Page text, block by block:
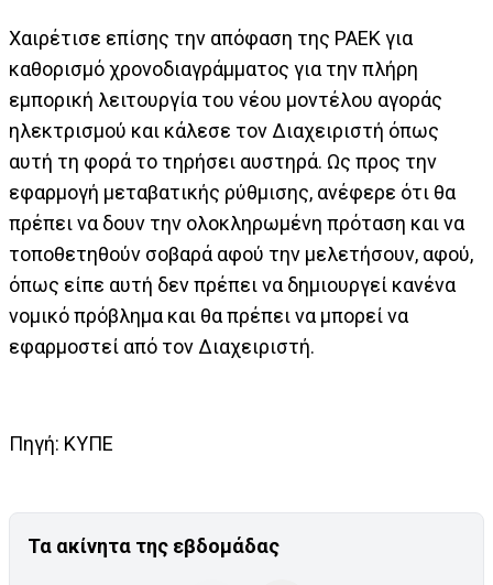
Χαιρέτισε επίσης την απόφαση της ΡΑΕΚ για
καθορισμό χρονοδιαγράμματος για την πλήρη
εμπορική λειτουργία του νέου μοντέλου αγοράς
ηλεκτρισμού και κάλεσε τον Διαχειριστή όπως
αυτή τη φορά το τηρήσει αυστηρά. Ως προς την
εφαρμογή μεταβατικής ρύθμισης, ανέφερε ότι θα
πρέπει να δουν την ολοκληρωμένη πρόταση και να
τοποθετηθούν σοβαρά αφού την μελετήσουν, αφού,
όπως είπε αυτή δεν πρέπει να δημιουργεί κανένα
νομικό πρόβλημα και θα πρέπει να μπορεί να
εφαρμοστεί από τον Διαχειριστή.
Πηγή: ΚΥΠΕ
Τα ακίνητα της εβδομάδας